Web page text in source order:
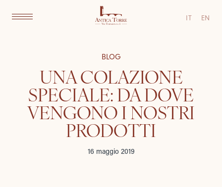
IT EN
BLOG
UNA COLAZIONE
SPECIALE: DA DOVE
VENGONO I NOSTRI
PRODOTTI
16 maggio 2019